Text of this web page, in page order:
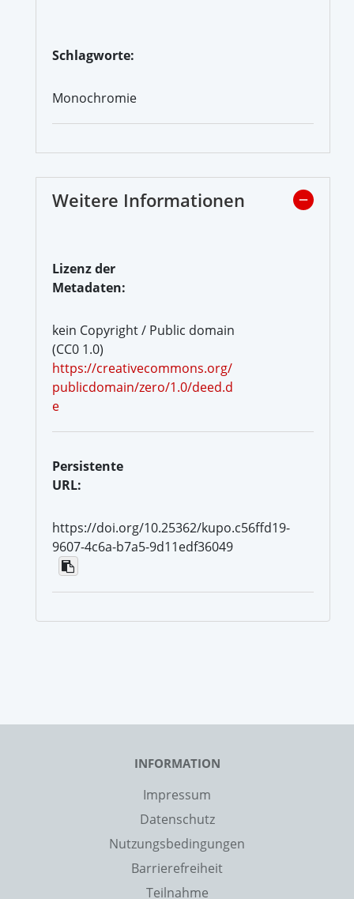
Schlagworte:
Monochromie
Weitere Informationen
Lizenz der
Metadaten:
kein Copyright / Public domain
(CC0 1.0)
https://creativecommons.org/
publicdomain/zero/1.0/deed.d
e
Persistente
URL:
https://doi.org/10.25362/kupo.c56ffd19-
9607-4c6a-b7a5-9d11edf36049
INFORMATION
Impressum
Datenschutz
Nutzungsbedingungen
Barrierefreiheit
Teilnahme